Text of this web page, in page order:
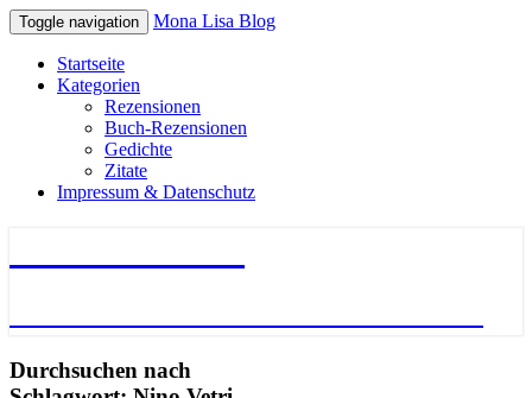
Toggle navigation Mona Lisa Blog
Startseite
Kategorien
Rezensionen
Buch-Rezensionen
Gedichte
Zitate
Impressum & Datenschutz
Durchsuchen nach